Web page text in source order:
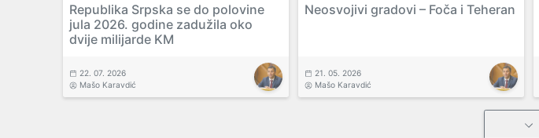
Republika Srpska se do polovine
jula 2026. godine zadužila oko
dvije milijarde KM
22. 07. 2026
Mašo Karavdić
Neosvojivi gradovi – Foča i Teheran
21. 05. 2026
Mašo Karavdić